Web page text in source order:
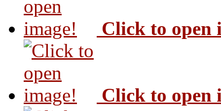
Click to open
Click to open